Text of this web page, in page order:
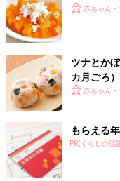
赤ちゃん・
ツナとか
カ月ごろ）
赤ちゃん・
もらえる
PR(くらしの話